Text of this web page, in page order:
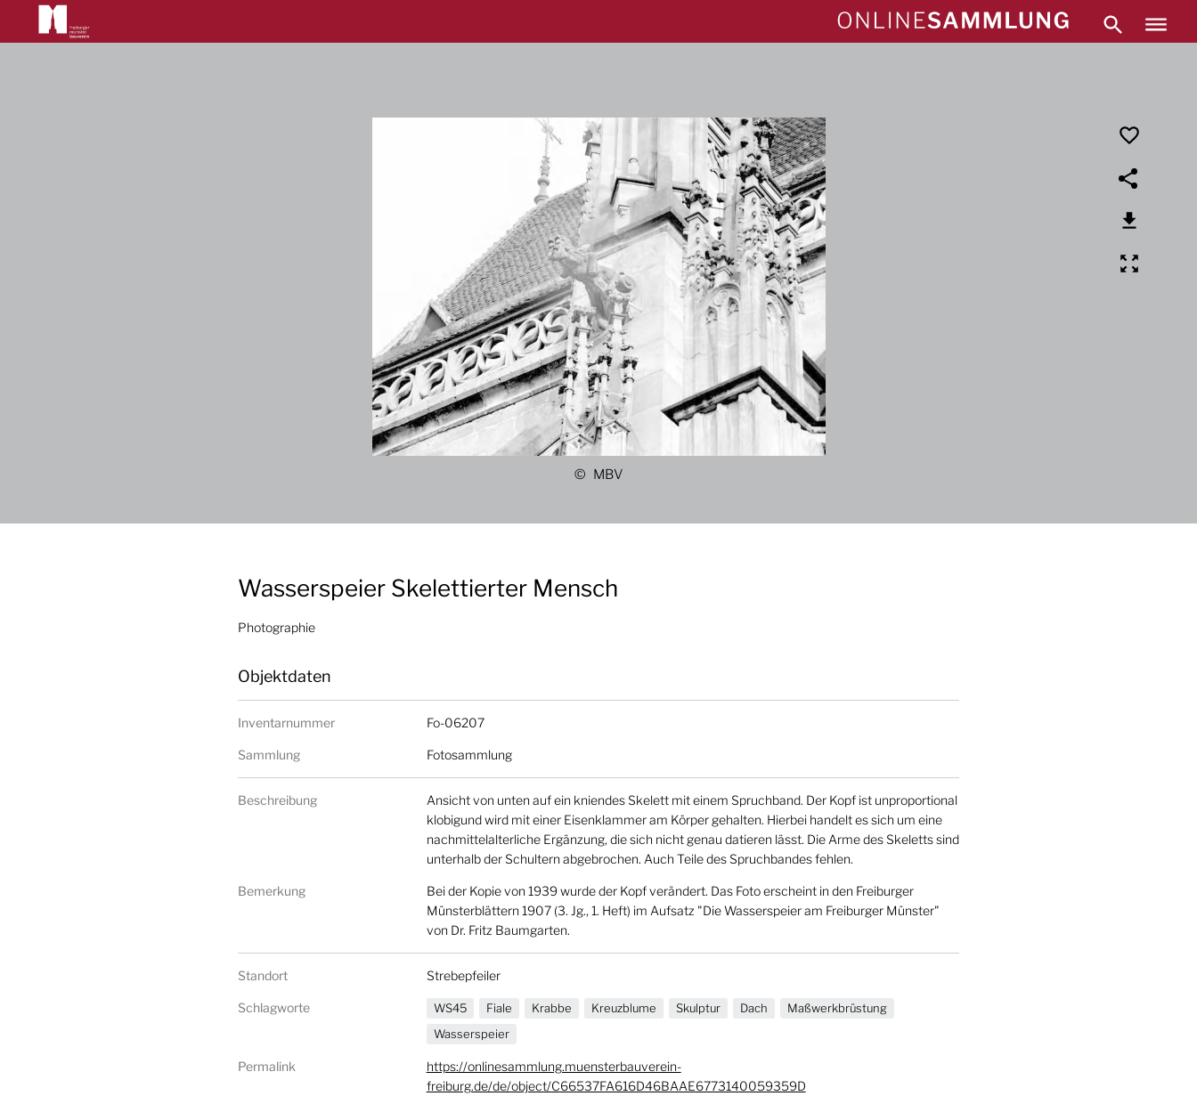
Main
navigation
MBV
Wasserspeier Skelettierter Mensch
Photographie
Objektdaten
Inventarnummer Fo-06207
Sammlung Fotosammlung
Beschreibung
Ansicht von unten auf ein kniendes Skelett mit einem Spruchband. Der Kopf ist unproportional
klobigund wird mit einer Eisenklammer am Körper gehalten. Hierbei handelt es sich um eine
nachmittelalterliche Ergänzung, die sich nicht genau datieren lässt. Die Arme des Skeletts sind
unterhalb der Schultern abgebrochen. Auch Teile des Spruchbandes fehlen.
Bemerkung
Bei der Kopie von 1939 wurde der Kopf verändert. Das Foto erscheint in den Freiburger
Münsterblättern 1907 (3. Jg., 1. Heft) im Aufsatz "Die Wasserspeier am Freiburger Münster"
von Dr. Fritz Baumgarten.
Standort Strebepfeiler
Schlagworte WS45 Fiale Krabbe Kreuzblume Skulptur Dach
Maßwerkbrüstung
Wasserspeier
Permalink
https://onlinesammlung.muensterbauverein-
freiburg.de/de/object/C66537FA616D46BAAE6773140059359D